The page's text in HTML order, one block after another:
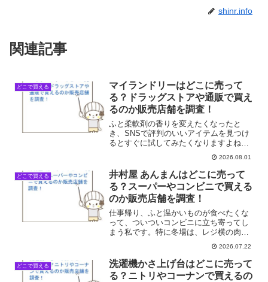
shinr.info
関連記事
どこで買える
マイランドリーはどこに売って
る？ドラッグストアや通販で買え
るのか販売店舗を調査！
ふと柔軟剤の香りを変えたくなったと
き、SNSで評判のいいアイテムを見つけ
るとすぐに試してみたくなりますよね。
以前、ふんわりとした優しい香りの柔軟
剤を探していたときに「マイランドリ
ー」という名前を知ったのですが、いざ
買い物に出かけると「あれ、...
2026.08.01
どこで買える
井村屋 あんまんはどこに売って
る？スーパーやコンビニで買える
のか販売店舗を調査！
仕事帰り、ふと温かいものが食べたくな
って、ついついコンビニに立ち寄ってし
まう私です。特に冬場は、レジ横の肉ま
んやあんまんの誘惑には勝てませんよ
ね。でも、いざ「井村屋のあんまんが食
べたい！」って思った時に限って、どこ
のお店で見たか思い出せなく...
2026.07.22
どこで買える
洗濯機かさ上げ台はどこに売って
る？ニトリやコーナンで買えるの